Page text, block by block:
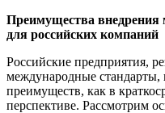
Преимущества внедрения
для российских компаний
Российские предприятия,
международные
преимуществ, как в
перспективе. Рассмотрим